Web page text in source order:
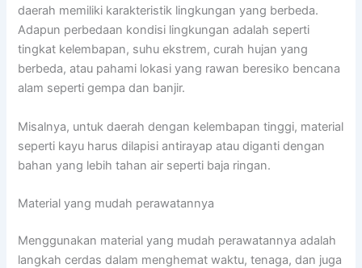
daerah memiliki karakteristik lingkungan yang berbeda.
Adapun perbedaan kondisi lingkungan adalah seperti
tingkat kelembapan, suhu ekstrem, curah hujan yang
berbeda, atau pahami lokasi yang rawan beresiko bencana
alam seperti gempa dan banjir.
Misalnya, untuk daerah dengan kelembapan tinggi, material
seperti kayu harus dilapisi antirayap atau diganti dengan
bahan yang lebih tahan air seperti baja ringan.
Material yang mudah perawatannya
Menggunakan material yang mudah perawatannya adalah
langkah cerdas dalam menghemat waktu, tenaga, dan juga